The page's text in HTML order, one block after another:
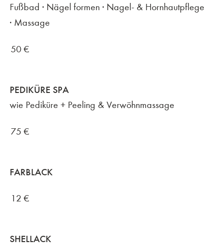
Fußbad · Nägel formen · Nagel- & Hornhautpflege
· Massage
50 €
PEDIKÜRE SPA
wie Pediküre + Peeling & Verwöhnmassage
75 €
FARBLACK
12 €
SHELLACK